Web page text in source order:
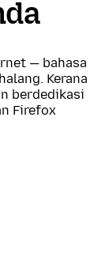
— bahasa
Kerana
berdedikasi
Firefox